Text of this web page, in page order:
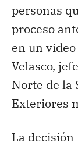
personas
proceso
en un
Velasco,
Norte de la
Exteriores
La